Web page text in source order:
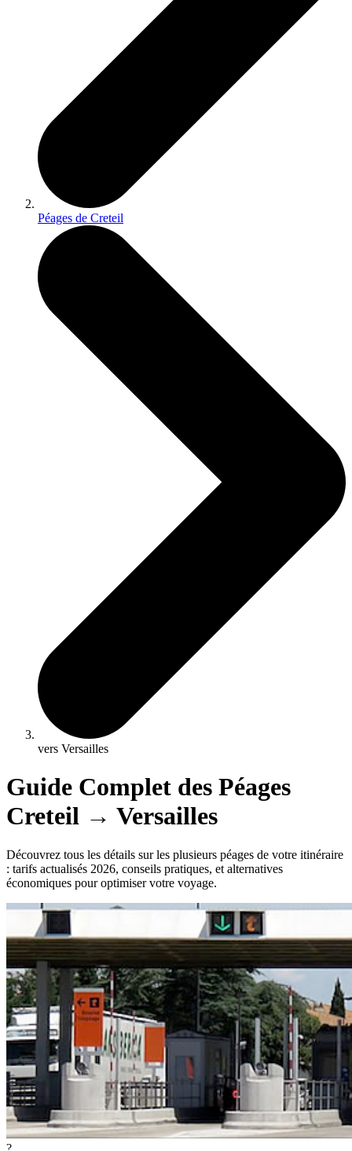
Péages de Creteil
vers Versailles
Guide Complet des Péages
Creteil → Versailles
Découvrez tous les détails sur les plusieurs péages de votre itinéraire
: tarifs actualisés 2026, conseils pratiques, et alternatives
économiques pour optimiser votre voyage.
?